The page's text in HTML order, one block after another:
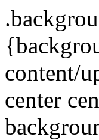
content/
center